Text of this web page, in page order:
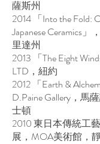
薩斯州
2014 「Into the Fold:
Japanese Ceramics
里達州
2013 「The Eight
LTD，紐約
2012 「Earth &
D.Paine Gallery，馬
士頓
2010 東日本傳統工
展，MOA美術館，